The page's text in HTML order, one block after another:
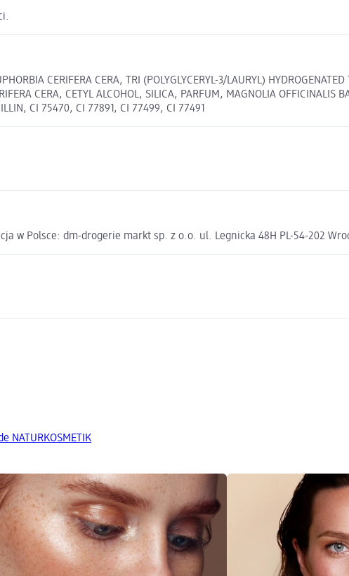
CERIFERA CERA, TRI (POLYGLYCERYL-3/LAURYL)
CERA, CETYL ALCOHOL, SILICA, PARFUM, MAGNOLIA OFFICINALIS
CI 75470, CI 77891, CI 77499, CI 77491
w Polsce: dm-drogerie markt sp. z o.o. ul. Legnicka 48H PL-54-202
NATURKOSMETIK